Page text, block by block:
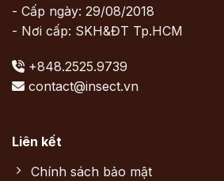
- Cấp ngày: 29/08/2018
- Nơi cấp: SKH&ĐT Tp.HCM
+848.2525.9739
contact@insect.vn
Liên kết
Chính sách bảo mật